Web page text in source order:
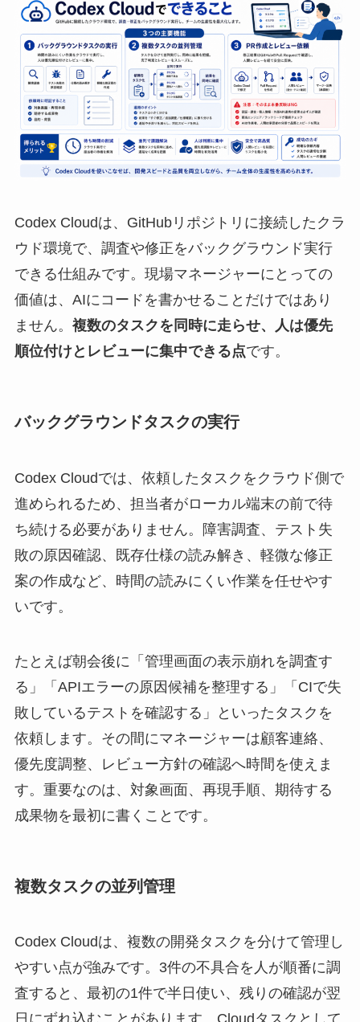
Codex Cloudは、GitHubリポジトリに接続したクラ
ウド環境で、調査や修正をバックグラウンド実行
できる仕組みです。現場マネージャーにとっての
価値は、AIにコードを書かせることだけではあり
ません。 複数のタスクを同時に走らせ、人は優先
順位付けとレビューに集中できる点です。
バックグラウンドタスクの実行
Codex Cloudでは、依頼したタスクをクラウド側で
進められるため、担当者がローカル端末の前で待
ち続ける必要がありません。障害調査、テスト失
敗の原因確認、既存仕様の読み解き、軽微な修正
案の作成など、時間の読みにくい作業を任せやす
いです。
たとえば朝会後に「管理画面の表示崩れを調査す
る」「APIエラーの原因候補を整理する」「CIで失
敗しているテストを確認する」といったタスクを
依頼します。その間にマネージャーは顧客連絡、
優先度調整、レビュー方針の確認へ時間を使えま
す。重要なのは、対象画面、再現手順、期待する
成果物を最初に書くことです。
複数タスクの並列管理
Codex Cloudは、複数の開発タスクを分けて管理し
やすい点が強みです。3件の不具合を人が順番に調
査すると、最初の1件で半日使い、残りの確認が翌